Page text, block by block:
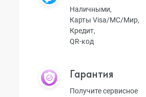
Наличными,
Карты Visa/MC/Мир,
Кредит,
QR-код
Гарантия
Получите сервисное